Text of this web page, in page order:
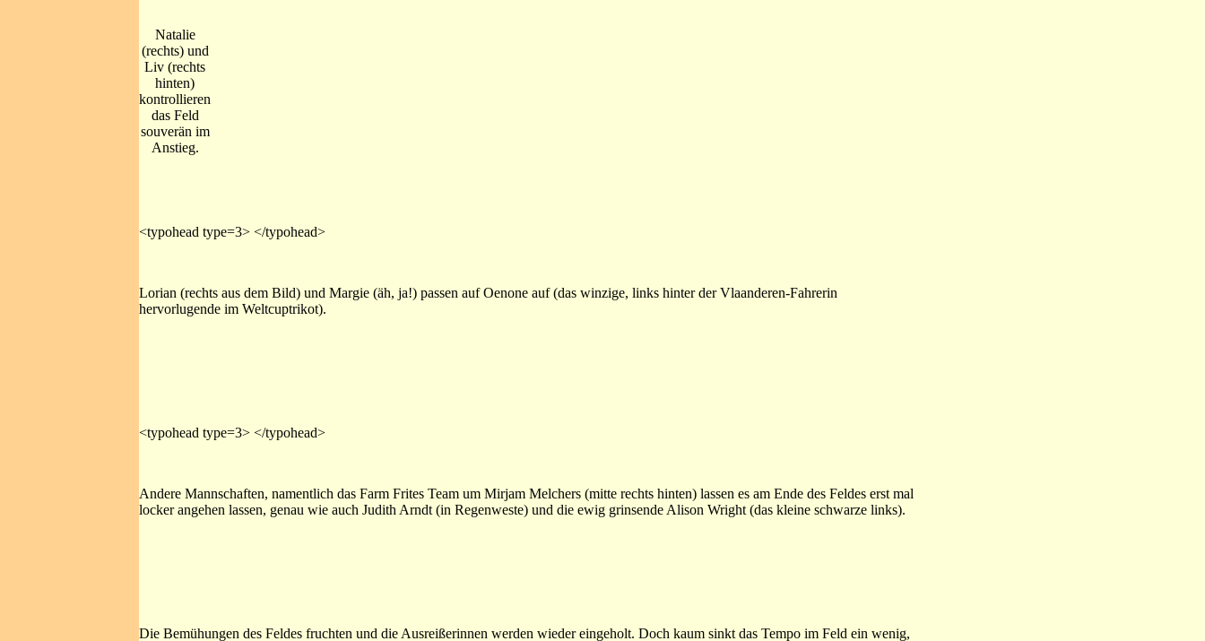
Natalie
(rechts) und
Liv (rechts
hinten)
kontrollieren
das Feld
souverän im
Anstieg.
<typohead type=3> </typohead>
Lorian (rechts aus dem Bild) und Margie (äh, ja!) passen auf Oenone auf (das winzige, links hinter der Vlaanderen-Fahrerin
hervorlugende im Weltcuptrikot).
<typohead type=3> </typohead>
Andere Mannschaften, namentlich das Farm Frites Team um Mirjam Melchers (mitte rechts hinten) lassen es am Ende des Feldes erst mal
locker angehen lassen, genau wie auch Judith Arndt (in Regenweste) und die ewig grinsende Alison Wright (das kleine schwarze links).
Die Bemühungen des Feldes fruchten und die Ausreißerinnen werden wieder eingeholt. Doch kaum sinkt das Tempo im Feld ein wenig,